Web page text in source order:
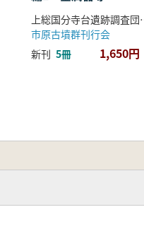
上総国
市原古墳群刊行会
新刊 5冊 1,650円